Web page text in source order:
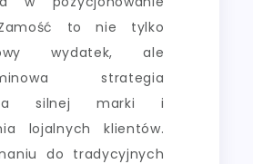
to nie tylko
wydatek, ale
strategia
silnej marki i
lojalnych klientów.
do tradycyjnych